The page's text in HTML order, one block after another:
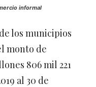
informal
los municipios
monto de
806 mil 221
al 30 de